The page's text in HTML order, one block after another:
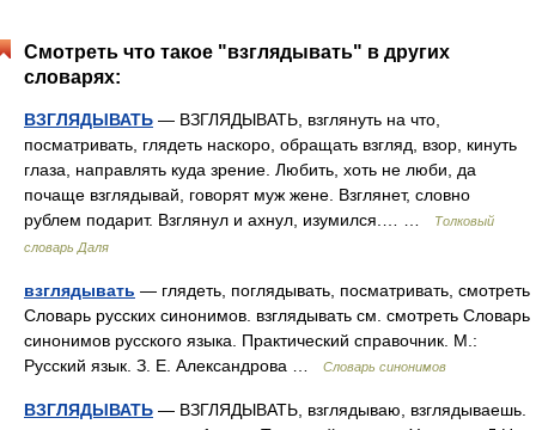
Смотреть что такое "взглядывать" в других
словарях:
ВЗГЛЯДЫВАТЬ — ВЗГЛЯДЫВАТЬ, взглянуть на что,
посматривать, глядеть наскоро, обращать взгляд, взор, кинуть
глаза, направлять куда зрение. Любить, хоть не люби, да
почаще взглядывай, говорят муж жене. Взглянет, словно
рублем подарит. Взглянул и ахнул, изумился.… …
Толковый
словарь Даля
взглядывать — глядеть, поглядывать, посматривать, смотреть
Словарь русских синонимов. взглядывать см. смотреть Словарь
синонимов русского языка. Практический справочник. М.:
Русский язык. З. Е. Александрова …
Словарь синонимов
ВЗГЛЯДЫВАТЬ — ВЗГЛЯДЫВАТЬ, взглядываю, взглядываешь.